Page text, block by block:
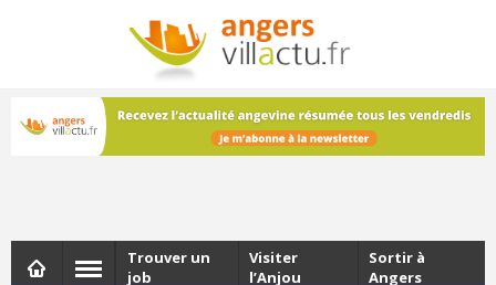
NEWSLETTER
Les dernières actualités d'Angers, chaque vendredi dans
votre boîte e-mail
Trouver un
job
Visiter
l’Anjou
Sortir à
Angers